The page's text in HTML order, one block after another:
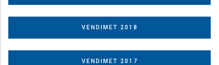
VENDIMET 2018
VENDIMET 2017